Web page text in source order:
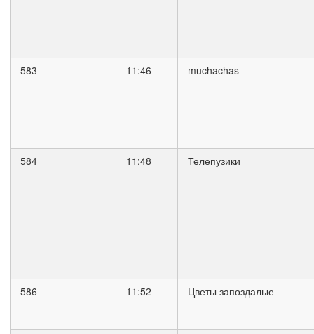
583 11:46 muchachas
584 11:48 Телепузики
586 11:52 Цветы запоздалые